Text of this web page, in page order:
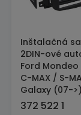
Inštalačná
2DIN-ové
Ford
C-MAX / S-
Galaxy (07-
372 522 1